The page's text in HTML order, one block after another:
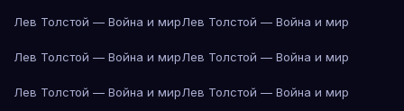
Лев Толстой — Война и мирЛев Толстой — Война и мир
Лев Толстой — Война и мирЛев Толстой — Война и мир
Лев Толстой — Война и мирЛев Толстой — Война и мир